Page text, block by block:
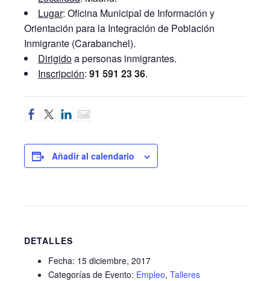
Lugar: Oficina Municipal de Información y
Orientación para la Integración de Población
Inmigrante (Carabanchel).
Dirigidoa personas inmigrantes.
Inscripción: 91 591 23 36.
Añadir al calendario
DETALLES
Fecha: 15 diciembre, 2017
Categorías de Evento: Empleo, Talleres